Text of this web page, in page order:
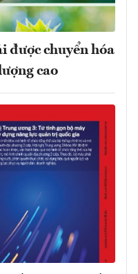
được chuyển hóa
cao